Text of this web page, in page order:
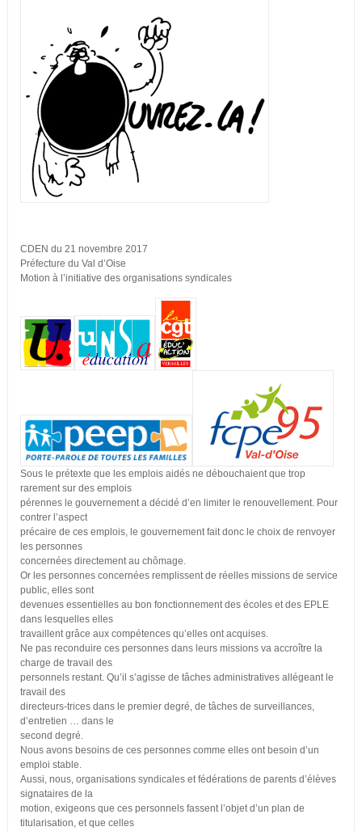
CDEN du 21 novembre 2017
Préfecture du Val d’Oise
Motion à l’initiative des organisations syndicales
Sous le prétexte que les emplois aidés ne débouchaient que trop
rarement sur des emplois
pérennes le gouvernement a décidé d’en limiter le renouvellement. Pour
contrer l’aspect
précaire de ces emplois, le gouvernement fait donc le choix de renvoyer
les personnes
concernées directement au chômage.
Or les personnes concernées remplissent de réelles missions de service
public, elles sont
devenues essentielles au bon fonctionnement des écoles et des EPLE
dans lesquelles elles
travaillent grâce aux compétences qu’elles ont acquises.
Ne pas reconduire ces personnes dans leurs missions va accroître la
charge de travail des
personnels restant. Qu’il s’agisse de tâches administratives allégeant le
travail des
directeurs-trices dans le premier degré, de tâches de surveillances,
d’entretien … dans le
second degré.
Nous avons besoins de ces personnes comme elles ont besoin d’un
emploi stable.
Aussi, nous, organisations syndicales et fédérations de parents d’élèves
signataires de la
motion, exigeons que ces personnels fassent l’objet d’un plan de
titularisation, et que celles